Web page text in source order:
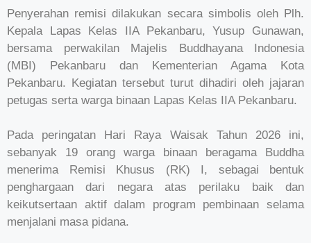
Penyerahan remisi dilakukan secara simbolis oleh Plh.
Kepala Lapas Kelas IIA Pekanbaru, Yusup Gunawan,
bersama perwakilan Majelis Buddhayana Indonesia
(MBI) Pekanbaru dan Kementerian Agama Kota
Pekanbaru. Kegiatan tersebut turut dihadiri oleh jajaran
petugas serta warga binaan Lapas Kelas IIA Pekanbaru.
Pada peringatan Hari Raya Waisak Tahun 2026 ini,
sebanyak 19 orang warga binaan beragama Buddha
menerima Remisi Khusus (RK) I, sebagai bentuk
penghargaan dari negara atas perilaku baik dan
keikutsertaan aktif dalam program pembinaan selama
menjalani masa pidana.